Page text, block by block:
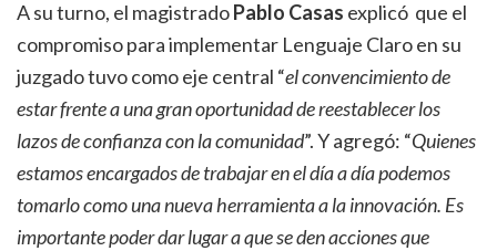
A su turno, el magistradoPablo Casas explicó que el
compromiso para implementar Lenguaje Claro en su
juzgado tuvo como eje central “el convencimiento de
estar frente a una gran oportunidad de reestablecer los
lazos de confianza con la comunidad”. Y agregó: “Quienes
estamos encargados de trabajar en el día a día podemos
tomarlo como una nueva herramienta a la innovación. Es
importante poder dar lugar a que se den acciones que